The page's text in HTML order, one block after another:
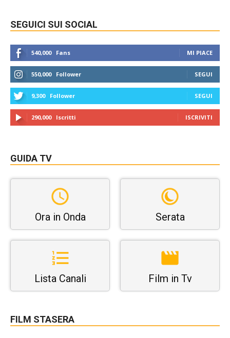
SEGUICI SUI SOCIAL
540,000 Fans MI PIACE
550,000 Follower SEGUI
9,300 Follower SEGUI
290,000 Iscritti ISCRIVITI
GUIDA TV
Ora in Onda Serata
Lista Canali Film in Tv
FILM STASERA